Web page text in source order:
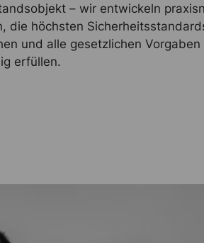
– wir entwickeln
die höchsten
und alle gesetzlichen Vorgaben
erfüllen.